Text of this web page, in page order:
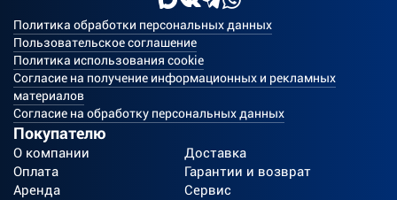
Политика обработки персональных данных
Пользовательское соглашение
Политика использования cookie
Согласие на получение информационных и рекламных
материалов
Согласие на обработку персональных данных
Покупателю
О компании
Доставка
Оплата
Гарантии и возврат
Аренда
Сервис